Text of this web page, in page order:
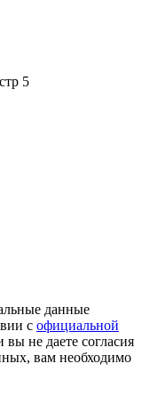
5
данные
с официальной
вы не даете согласия
вам необходимо